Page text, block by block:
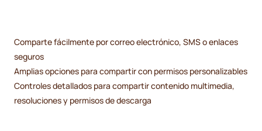
Comparte fácilmente por correo electrónico, SMS o enlaces
seguros
Amplias opciones para compartir con permisos personalizables
Controles detallados para compartir contenido multimedia,
resoluciones y permisos de descarga